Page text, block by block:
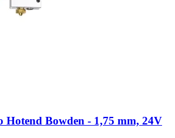
Hotend Bowden -​ 1,75 mm, 24V